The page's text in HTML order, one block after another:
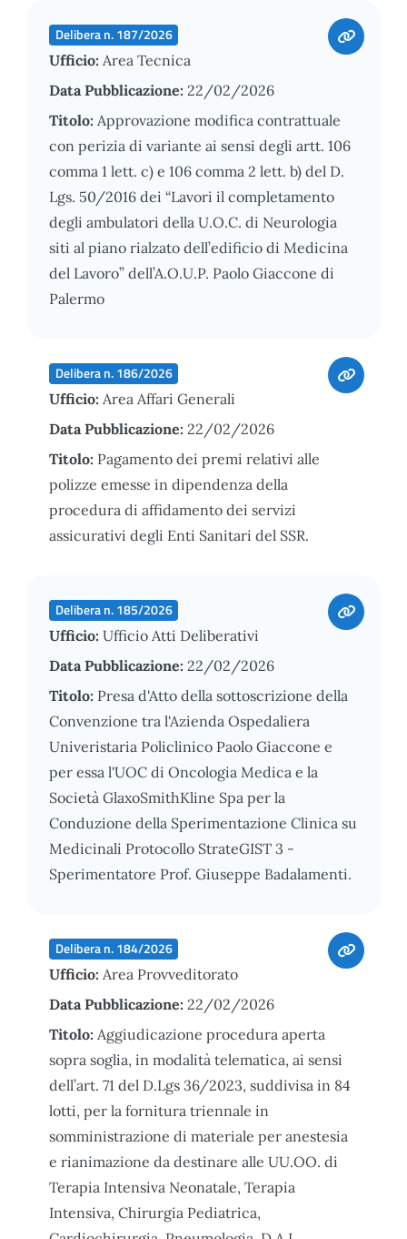
Delibera n. 187/2026
Ufficio: Area Tecnica
Data Pubblicazione: 22/02/2026
Titolo: Approvazione modifica contrattuale
con perizia di variante ai sensi degli artt. 106
comma 1 lett. c) e 106 comma 2 lett. b) del D.
Lgs. 50/2016 dei “Lavori il completamento
degli ambulatori della U.O.C. di Neurologia
siti al piano rialzato dell’edificio di Medicina
del Lavoro” dell’A.O.U.P. Paolo Giaccone di
Palermo
Delibera n. 186/2026
Ufficio: Area Affari Generali
Data Pubblicazione: 22/02/2026
Titolo: Pagamento dei premi relativi alle
polizze emesse in dipendenza della
procedura di affidamento dei servizi
assicurativi degli Enti Sanitari del SSR.
Delibera n. 185/2026
Ufficio: Ufficio Atti Deliberativi
Data Pubblicazione: 22/02/2026
Titolo: Presa d'Atto della sottoscrizione della
Convenzione tra l'Azienda Ospedaliera
Univeristaria Policlinico Paolo Giaccone e
per essa l'UOC di Oncologia Medica e la
Società GlaxoSmithKline Spa per la
Conduzione della Sperimentazione Clinica su
Medicinali Protocollo StrateGIST 3 -
Sperimentatore Prof. Giuseppe Badalamenti.
Delibera n. 184/2026
Ufficio: Area Provveditorato
Data Pubblicazione: 22/02/2026
Titolo: Aggiudicazione procedura aperta
sopra soglia, in modalità telematica, ai sensi
dell’art. 71 del D.Lgs 36/2023, suddivisa in 84
lotti, per la fornitura triennale in
somministrazione di materiale per anestesia
e rianimazione da destinare alle UU.OO. di
Terapia Intensiva Neonatale, Terapia
Intensiva, Chirurgia Pediatrica,